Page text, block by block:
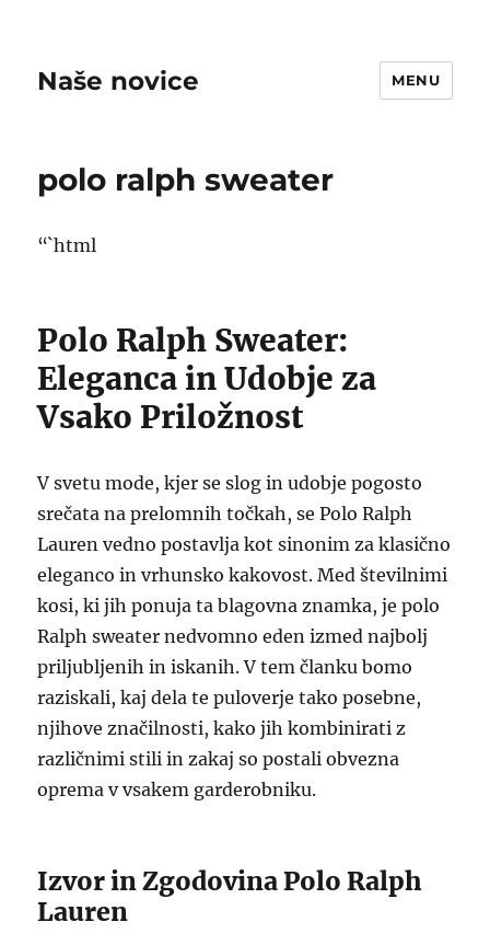
Naše novice MENU
polo ralph sweater
“`html
Polo Ralph Sweater:
Eleganca in Udobje za
Vsako Priložnost
V svetu mode, kjer se slog in udobje pogosto
srečata na prelomnih točkah, se Polo Ralph
Lauren vedno postavlja kot sinonim za klasično
eleganco in vrhunsko kakovost. Med številnimi
kosi, ki jih ponuja ta blagovna znamka, je polo
Ralph sweater nedvomno eden izmed najbolj
priljubljenih in iskanih. V tem članku bomo
raziskali, kaj dela te puloverje tako posebne,
njihove značilnosti, kako jih kombinirati z
različnimi stili in zakaj so postali obvezna
oprema v vsakem garderobniku.
Izvor in Zgodovina Polo Ralph
Lauren